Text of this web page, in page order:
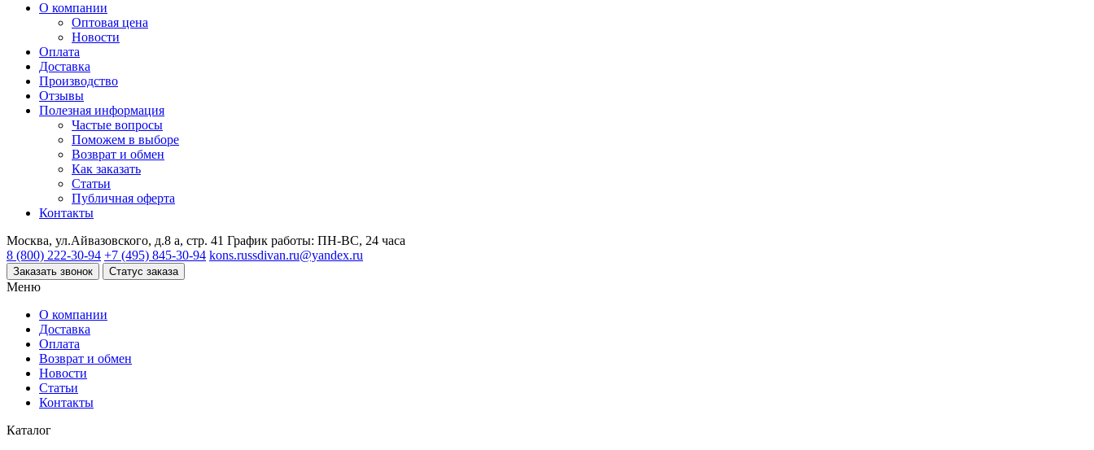
О компании
Оптовая цена
Новости
Оплата
Доставка
Производство
Отзывы
Полезная информация
Частые вопросы
Поможем в выборе
Возврат и обмен
Как заказать
Статьи
Публичная оферта
Контакты
Москва, ул.Айвазовского, д.8 а, стр. 41 График работы: ПН-ВС, 24 часа
8 (800) 222-30-94 +7 (495) 845-30-94 kons.russdivan.ru@yandex.ru
Заказать звонок Статус заказа
Меню
О компании
Доставка
Оплата
Возврат и обмен
Новости
Статьи
Контакты
Каталог